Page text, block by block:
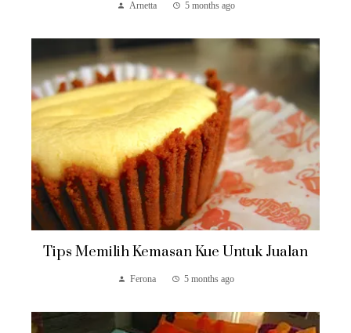
Arnetta 5 months ago
Tips Memilih Kemasan Kue Untuk Jualan
Ferona 5 months ago